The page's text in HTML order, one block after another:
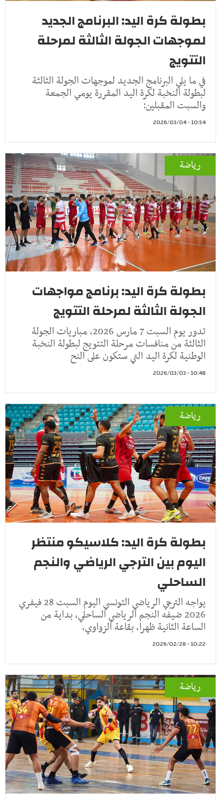
بطولة كرة اليد: البرنامج الجديد
لموجهات الجولة الثالثة لمرحلة
التتويج
في ما يلي البرنامج الجديد لموجهات الجولة الثالثة
لبطولة النخبة لكرة اليد المقررة يومي الجمعة
والسبت المقبلين:
10:54 - 2026/03/04
رياضة
بطولة كرة اليد: برنامج مواجهات
الجولة الثالثة لمرحلة التتويج
تدور يوم السبت 7 مارس 2026، مباريات الجولة
الثالثة من منافسات مرحلة التتويج لبطولة النخبة
الوطنية لكرة اليد التي ستكون على النح
10:48 - 2026/03/03
رياضة
بطولة كرة اليد: كلاسيكو منتظر
اليوم بين الترجي الرياضي والنجم
الساحلي
يواجه الترجي الرياضي التونسي اليوم السبت 28 فيفري
2026 ضيفه النجم الرياضي الساحلي، بداية من
الساعة الثانية ظهرا، بقاعة الزواوي،
10:22 - 2026/02/28
رياضة